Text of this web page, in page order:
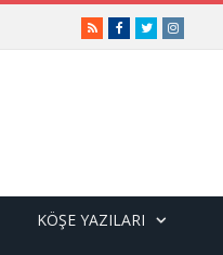
RSSFacebook
TwitterInstagram
KÖŞE YAZILARI